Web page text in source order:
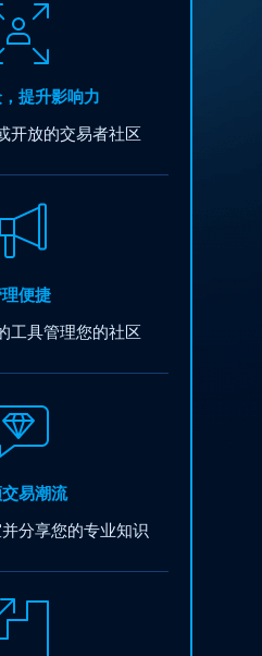
提升影响力
开放的交易者社区
便捷
工具管理您的社区
易潮流
分享您的专业知识